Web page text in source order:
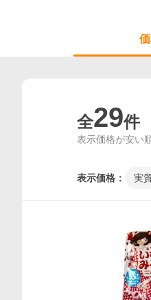
全29件
表示価格が安い
表示価格： 実